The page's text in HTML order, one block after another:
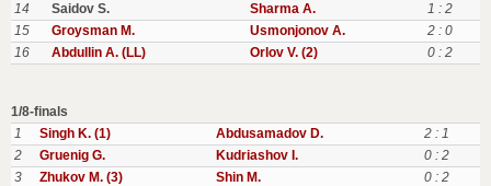
14 Saidov S. Sharma A.
1 : 2
15
Groysman M. Usmonjonov A.
2 : 0
16
Abdullin A. (LL) Orlov V. (2) 0 : 2
1/8-finals
1
Singh K. (1) Abdusamadov D.
2 : 1
2
Gruenig G. Kudriashov I.
0 : 2
3
Zhukov M. (3) Shin M.
0 : 2